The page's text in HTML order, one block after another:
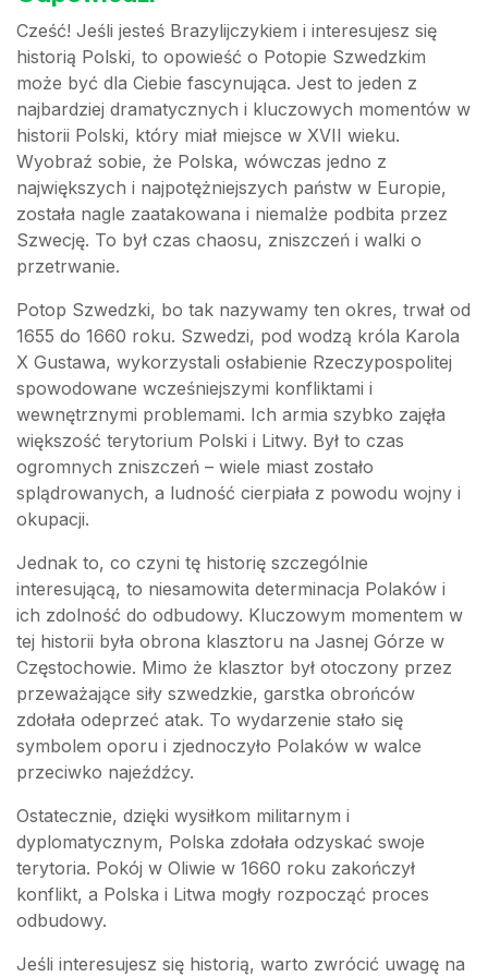
Cześć! Jeśli jesteś Brazylijczykiem i interesujesz się
historią Polski, to opowieść o Potopie Szwedzkim
może być dla Ciebie fascynująca. Jest to jeden z
najbardziej dramatycznych i kluczowych momentów w
historii Polski, który miał miejsce w XVII wieku.
Wyobraź sobie, że Polska, wówczas jedno z
największych i najpotężniejszych państw w Europie,
została nagle zaatakowana i niemalże podbita przez
Szwecję. To był czas chaosu, zniszczeń i walki o
przetrwanie.
Potop Szwedzki, bo tak nazywamy ten okres, trwał od
1655 do 1660 roku. Szwedzi, pod wodzą króla Karola
X Gustawa, wykorzystali osłabienie Rzeczypospolitej
spowodowane wcześniejszymi konfliktami i
wewnętrznymi problemami. Ich armia szybko zajęła
większość terytorium Polski i Litwy. Był to czas
ogromnych zniszczeń – wiele miast zostało
splądrowanych, a ludność cierpiała z powodu wojny i
okupacji.
Jednak to, co czyni tę historię szczególnie
interesującą, to niesamowita determinacja Polaków i
ich zdolność do odbudowy. Kluczowym momentem w
tej historii była obrona klasztoru na Jasnej Górze w
Częstochowie. Mimo że klasztor był otoczony przez
przeważające siły szwedzkie, garstka obrońców
zdołała odeprzeć atak. To wydarzenie stało się
symbolem oporu i zjednoczyło Polaków w walce
przeciwko najeźdźcy.
Ostatecznie, dzięki wysiłkom militarnym i
dyplomatycznym, Polska zdołała odzyskać swoje
terytoria. Pokój w Oliwie w 1660 roku zakończył
konflikt, a Polska i Litwa mogły rozpocząć proces
odbudowy.
Jeśli interesujesz się historią, warto zwrócić uwagę na